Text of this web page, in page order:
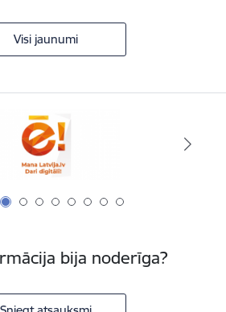
Visi jaunumi
bija noderīga?